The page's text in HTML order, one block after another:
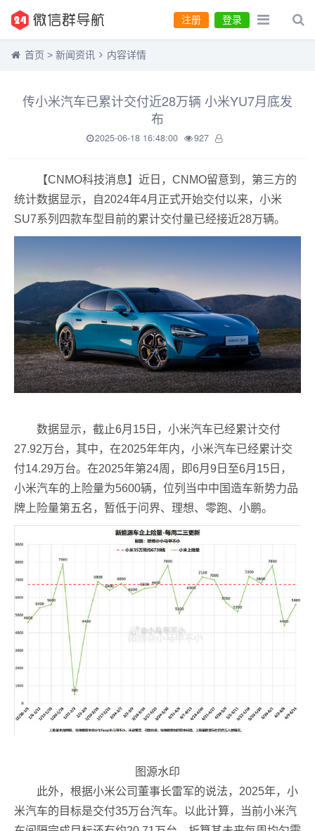
登录
注册
首页 > 新闻资讯 内容详情
传小米汽车已累计交付近28万辆 小米YU7月底发
布
2025-06-18 16:48:00 927
【CNMO科技消息】近日，CNMO留意到，第三方的
统计数据显示，自2024年4月正式开始交付以来，小米
SU7系列四款车型目前的累计交付量已经接近28万辆。
数据显示，截止6月15日，小米汽车已经累计交付
27.92万台，其中，在2025年年内，小米汽车已经累计交
付14.29万台。在2025年第24周，即6月9日至6月15日，
小米汽车的上险量为5600辆，位列当中中国造车新势力品
牌上险量第五名，暂低于问界、理想、零跑、小鹏。
图源水印
此外，根据小米公司董事长雷军的说法，2025年，小
米汽车的目标是交付35万台汽车。以此计算，当前小米汽